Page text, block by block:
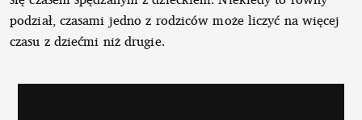
podział, czasami jedno z rodziców może liczyć na więcej
czasu z dziećmi niż drugie.